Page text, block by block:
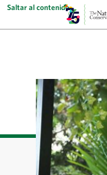
Saltar al contenido